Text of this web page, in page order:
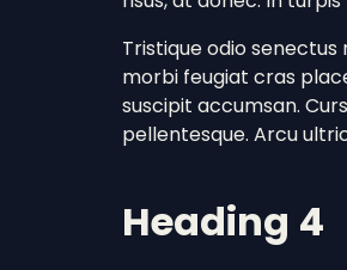
Tristique odio
morbi feugiat cras
suscipit accumsan.
pellentesque. Arcu
Heading 4